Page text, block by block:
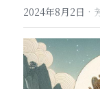
入會申請
．兩
．華
．雨
梁寒衣著
他方之眼
行向圓覺
華嚴智海
宗門之眼
拄杖在手
線上聆聽
【道德經
【勝鬘經
行道瓔珞
感思與洄瀾
2024年8月2日 ·